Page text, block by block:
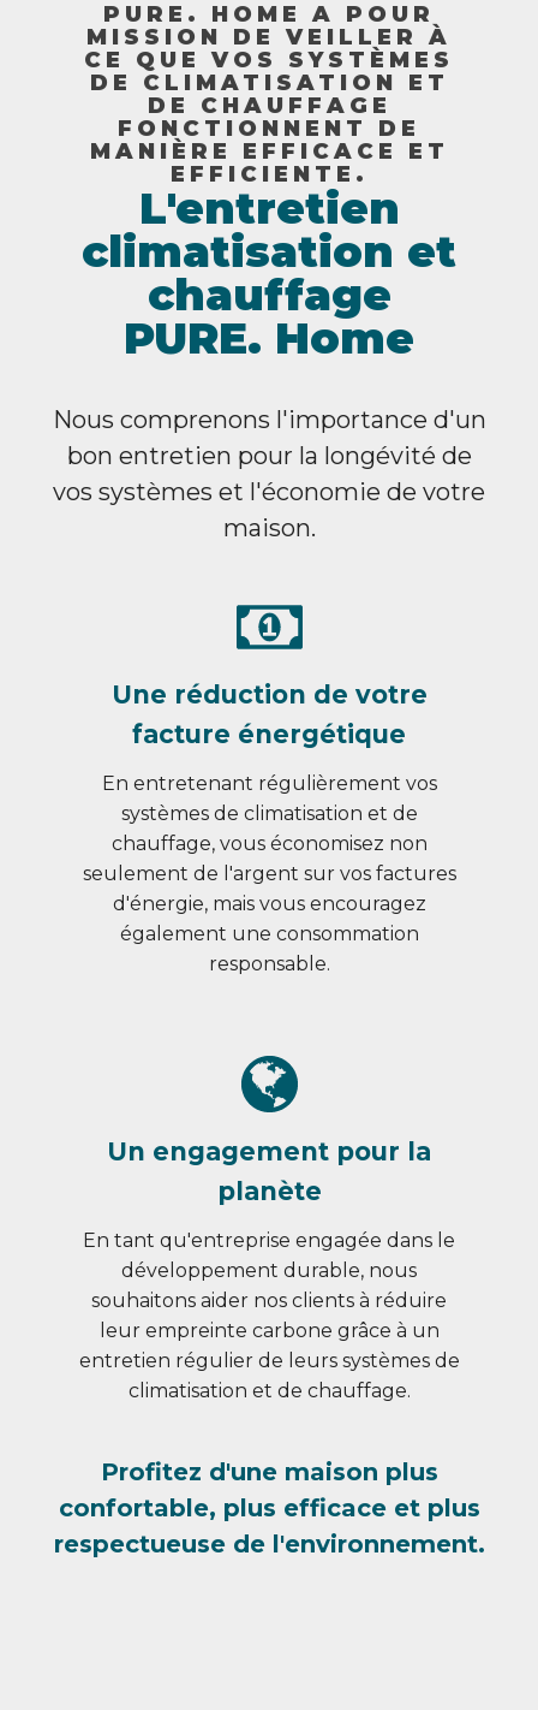
PURE. HOME A POUR
MISSION DE VEILLER À
CE QUE VOS SYSTÈMES
DE CLIMATISATION ET
DE CHAUFFAGE
FONCTIONNENT DE
MANIÈRE EFFICACE ET
EFFICIENTE.
L'entretien
climatisation et
chauffage
PURE. Home
Nous comprenons l'importance d'un
bon entretien pour la longévité de
vos systèmes et l'économie de votre
maison.
Une réduction de votre
facture énergétique
En entretenant régulièrement vos
systèmes de climatisation et de
chauffage, vous économisez non
seulement de l'argent sur vos factures
d'énergie, mais vous encouragez
également une consommation
responsable.
Un engagement pour la
planète
En tant qu'entreprise engagée dans le
développement durable, nous
souhaitons aider nos clients à réduire
leur empreinte carbone grâce à un
entretien régulier de leurs systèmes de
climatisation et de chauffage.
Profitez d'une maison plus
confortable, plus efficace et plus
respectueuse de l'environnement.